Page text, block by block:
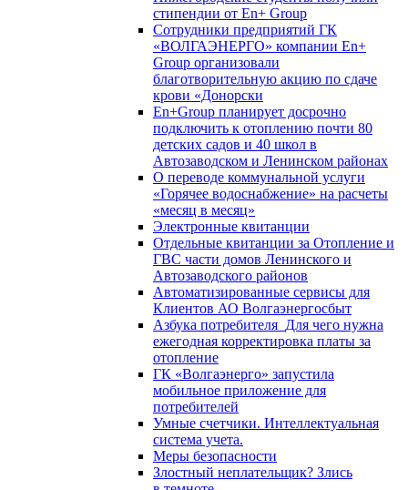
стипендии от En+ Group
Сотрудники предприятий ГК
«ВОЛГАЭНЕРГО» компании En+
Group организовали
благотворительную акцию по сдаче
крови «Донорски
En+Group планирует досрочно
подключить к отоплению почти 80
детских садов и 40 школ в
Автозаводском и Ленинском районах
О переводе коммунальной услуги
«Горячее водоснабжение» на расчеты
«месяц в месяц»
Электронные квитанции
Отдельные квитанции за Отопление и
ГВС части домов Ленинского и
Автозаводского районов
Автоматизированные сервисы для
Клиентов АО Волгаэнергосбыт
Азбука потребителя_Для чего нужна
ежегодная корректировка платы за
отопление
ГК «Волгаэнерго» запустила
мобильное приложение для
потребителей
Умные счетчики. Интеллектуальная
система учета.
Меры безопасности
Злостный неплательщик? Злись